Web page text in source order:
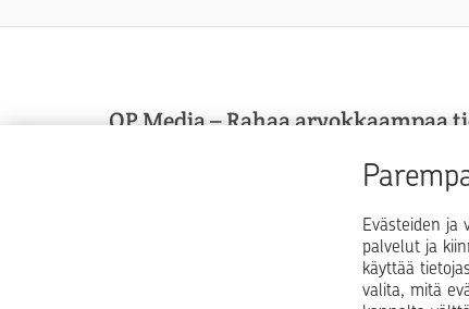
Evästeiden ja
palvelut ja
käyttää
valita, mitä
OP Media – Rahaa arvokkaampaa
OP Media on OP Pohjolan asiakasmedia, josta
arvokkaampaa tietoa arkeen, elämän